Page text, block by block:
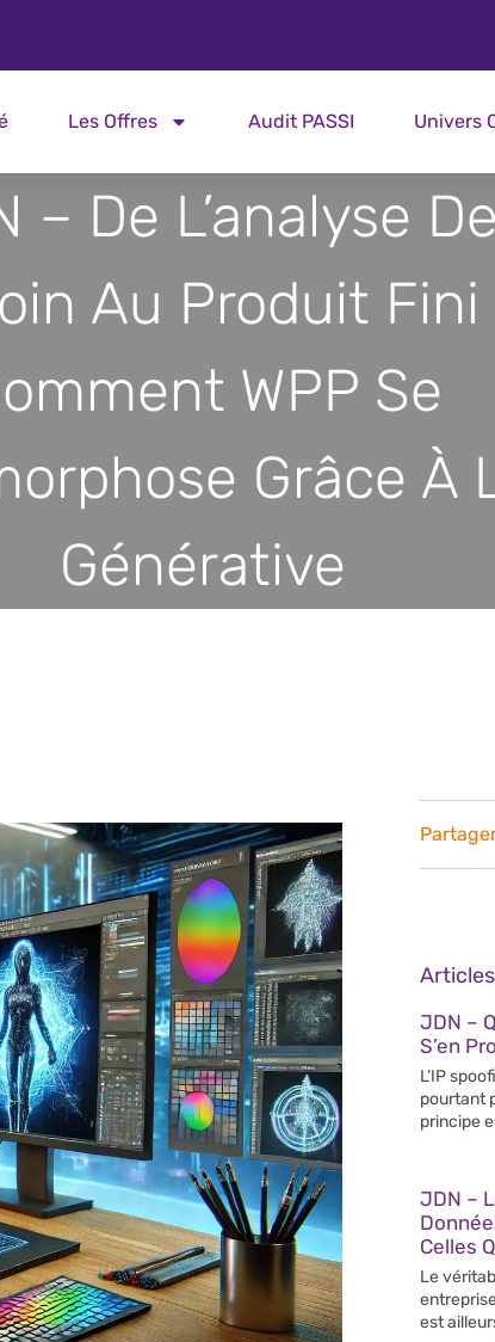
Les Offres Audit PASSI Univers
– De L’analyse
Au Produit Fini
WPP Se
Grâce À
Générative
JDN –
S’en
L’IP
pourtant
principe
JDN –
Celles
Le
est